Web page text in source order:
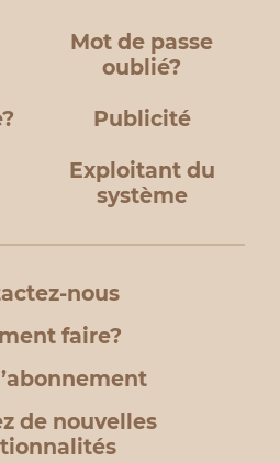
Mot de passe
oublié?
Publicité
Exploitant du
système
nous
faire?
de nouvelles